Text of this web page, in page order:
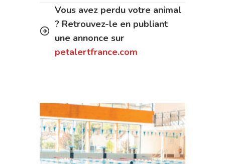
Vous avez perdu votre animal
? Retrouvez-le en publiant
une annonce sur
petalertfrance.com